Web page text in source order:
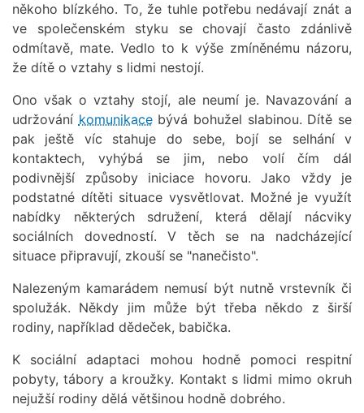
někoho blízkého. To, že tuhle potřebu nedávají znát a
ve společenském styku se chovají často zdánlivě
odmítavě, mate. Vedlo to k výše zmíněnému názoru,
že dítě o vztahy s lidmi nestojí.
Ono však o vztahy stojí, ale neumí je. Navazování a
udržování komunikacebývá bohužel slabinou. Dítě se
pak ještě víc stahuje do sebe, bojí se selhání v
kontaktech, vyhýbá se jim, nebo volí čím dál
podivnější způsoby iniciace hovoru. Jako vždy je
podstatné dítěti situace vysvětlovat. Možné je využít
nabídky některých sdružení, která dělají nácviky
sociálních dovedností. V těch se na nadcházející
situace připravují, zkouší se "nanečisto".
Nalezeným kamarádem nemusí být nutně vrstevník či
spolužák. Někdy jim může být třeba někdo z širší
rodiny, například dědeček, babička.
K sociální adaptaci mohou hodně pomoci respitní
pobyty, tábory a kroužky. Kontakt s lidmi mimo okruh
nejužší rodiny dělá většinou hodně dobrého.